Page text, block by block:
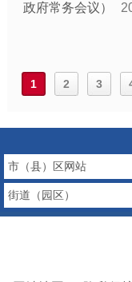
政府常务会议）
1 2 3
市（县）区网站
街道（园区）